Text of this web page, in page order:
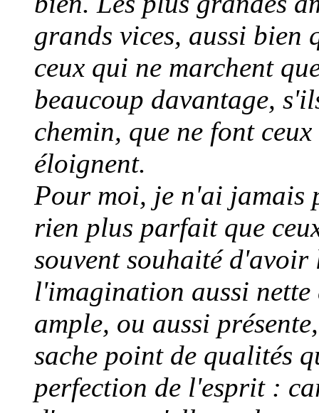
grands vices, aussi bien
ceux qui ne marchent
beaucoup davantage,
chemin, que ne font
éloignent.
Pour moi, je n'ai jamais
rien plus parfait que
souvent souhaité d'avoir
l'imagination aussi
ample, ou aussi
sache point de qualités
perfection de l'esprit :